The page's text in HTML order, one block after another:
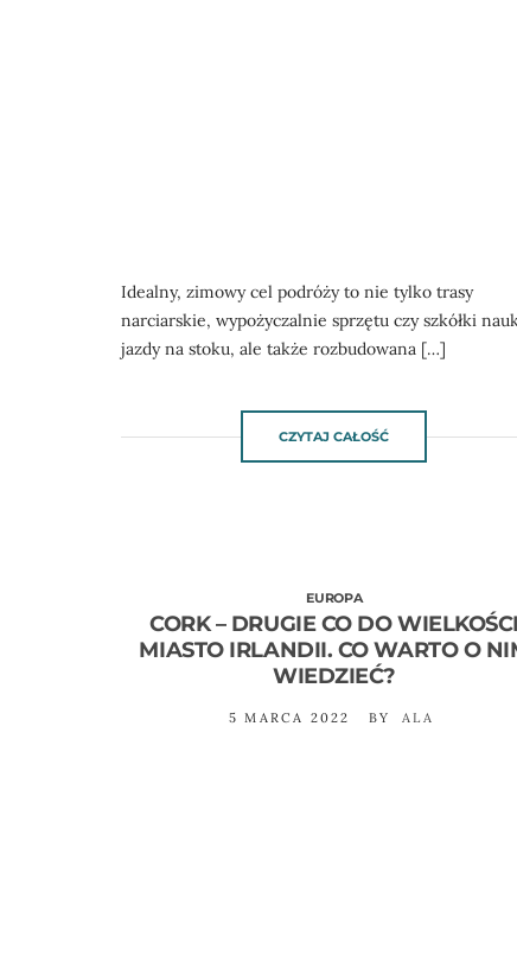
Idealny, zimowy cel podróży to nie tylko trasy
narciarskie, wypożyczalnie sprzętu czy szkółki
jazdy na stoku, ale także rozbudowana […]
CZYTAJ CAŁOŚĆ
EUROPA
CORK – DRUGIE CO DO WIELKOŚCI
MIASTO IRLANDII. CO WARTO O
WIEDZIEĆ?
5 MARCA 2022 BY ALA